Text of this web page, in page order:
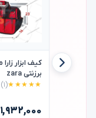
برزنتی zara
★★★★★(۱)
۱,۹۳۲,۰۰۰ تومان